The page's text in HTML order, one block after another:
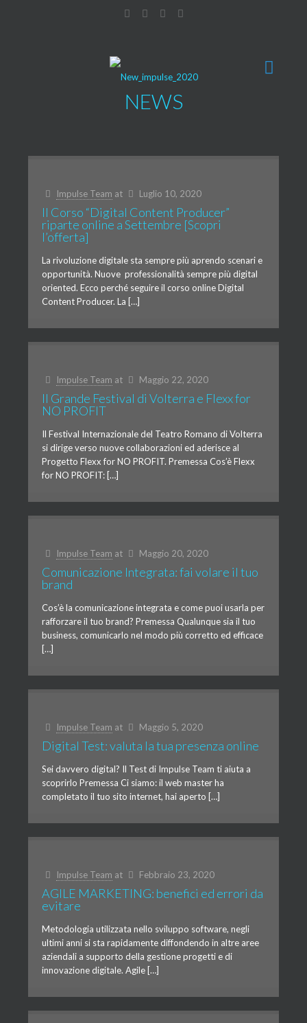
NEWS
Impulse Team at Luglio 10, 2020
Il Corso “Digital Content Producer”
riparte online a Settembre [Scopri
l’offerta]
La rivoluzione digitale sta sempre più aprendo scenari e
opportunità. Nuove professionalità sempre più digital
oriented. Ecco perché seguire il corso online Digital
Content Producer. La […]
Impulse Team at Maggio 22, 2020
Il Grande Festival di Volterra e Flexx for
NO PROFIT
Il Festival Internazionale del Teatro Romano di Volterra
si dirige verso nuove collaborazioni ed aderisce al
Progetto Flexx for NO PROFIT. Premessa Cos’è Flexx
for NO PROFIT: […]
Impulse Team at Maggio 20, 2020
Comunicazione Integrata: fai volare il tuo
brand
Cos’è la comunicazione integrata e come puoi usarla per
rafforzare il tuo brand? Premessa Qualunque sia il tuo
business, comunicarlo nel modo più corretto ed efficace
[…]
Impulse Team at Maggio 5, 2020
Digital Test: valuta la tua presenza online
Sei davvero digital? Il Test di Impulse Team ti aiuta a
scoprirlo Premessa Ci siamo: il web master ha
completato il tuo sito internet, hai aperto […]
Impulse Team at Febbraio 23, 2020
AGILE MARKETING: benefici ed errori da
evitare
Metodologia utilizzata nello sviluppo software, negli
ultimi anni si sta rapidamente diffondendo in altre aree
aziendali a supporto della gestione progetti e di
innovazione digitale. Agile […]